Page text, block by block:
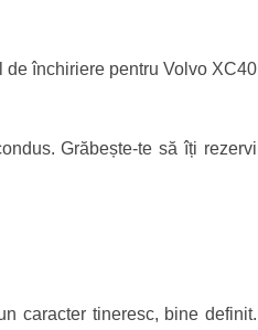
de închiriere pentru Volvo XC40
Grăbește-te să îți rezervi
caracter tineresc, bine definit.